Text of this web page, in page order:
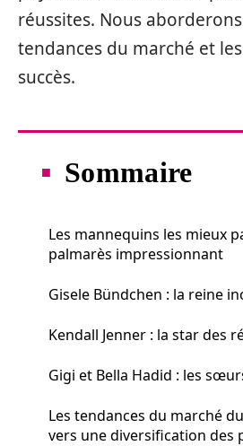
réussites. Nous
tendances du marché et
succès.
Sommaire
Les mannequins les mieux
palmarès impressionnant
Gisele Bündchen : la reine
Kendall Jenner : la star des
Gigi et Bella Hadid : les
Les tendances du marché
vers une diversification des